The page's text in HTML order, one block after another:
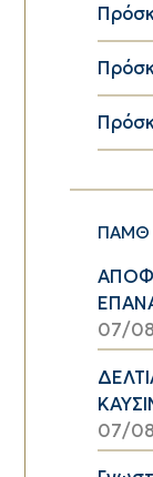
ΠΑΜΘ
07/
07/